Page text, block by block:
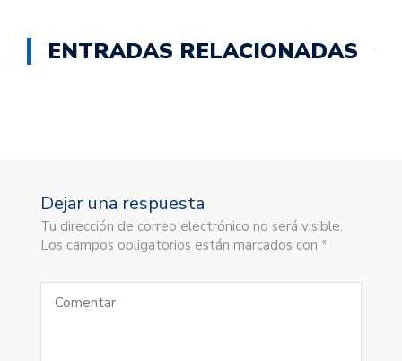
ENTRADAS RELACIONADAS
Dejar una respuesta
Tu dirección de correo electrónico no será visible.
Los campos obligatorios están marcados con *